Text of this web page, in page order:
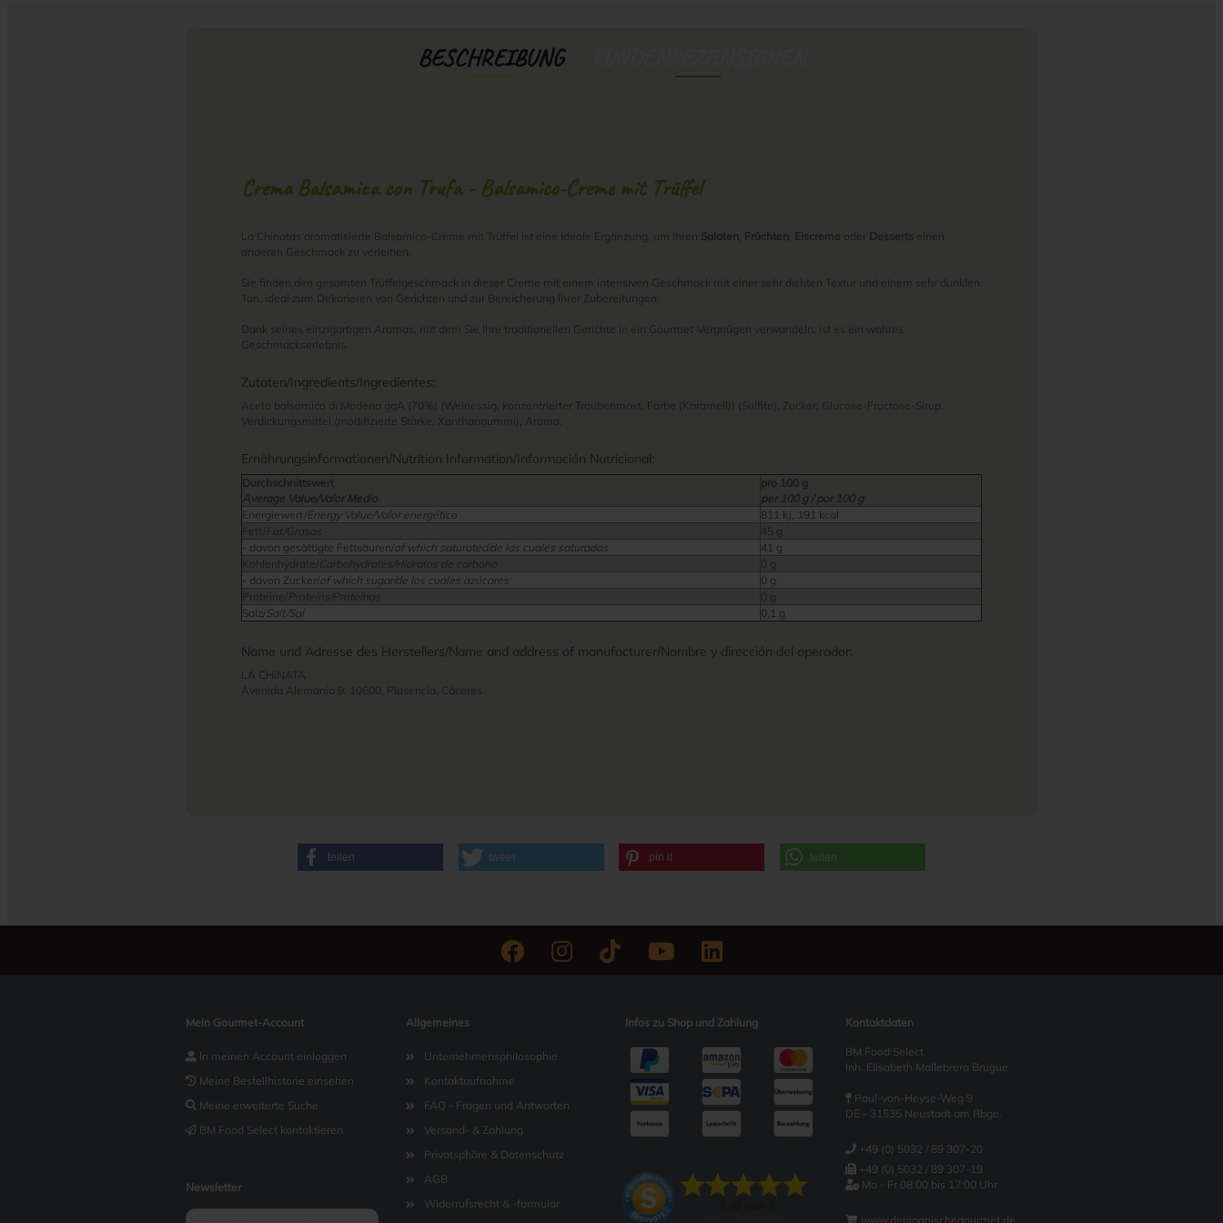
BESCHREIBUNG
Crema Balsamica con Trufa - Balsamico-Creme mit Trüffel
La Chinatas aromatisierte Balsamico-Creme mit Trüffel ist eine ideale Ergänzung, um Ihren Salaten, Früchten, Eiscreme oder Desserts einen
anderen Geschmack zu verleihen.
Sie finden den gesamten Trüffelgeschmack in dieser Creme mit einem intensiven Geschmack mit einer sehr dichten Textur und einem sehr dunklen
Ton, ideal zum Dekorieren von Gerichten und zur Bereicherung Ihrer Zubereitungen.
Dank seines einzigartigen Aromas, mit dem Sie Ihre traditionellen Gerichte in ein Gourmet-Vergnügen verwandeln, ist es ein wahres
Geschmackserlebnis.
Zutaten/Ingredients/Ingredientes:
Aceto balsamico di Modena ggA (70%) (Weinessig, konzentrierter Traubenmost, Farbe (Karamell)) (Sulfite), Zucker, Glucose-Fructose-Sirup,
Verdickungsmittel (modifizierte Stärke, Xanthangummi), Aroma.
Ernährungsinformationen/Nutrition Information/Información Nutricional:
Durchschnittswert
Average Value/Valor Medio
pro 100 g
per 100 g / por 100 g
Energiewert/Energy Value/Valor energético
811 kJ, 191 kcal
Fett/ Fat/Grasas
45 g
- davon gesättigte Fettsäuren/of which saturated/de las cuales saturadas
41 g
Kohlenhydrate/ Carbohydrates/Hidratos de carbono
0 g
- davon Zucker/of which sugar/de los cuales azúcares
0 g
Proteine/ Proteins/Proteínas
0 g
Salz/Salt/Sal 0,1 g
Name und Adresse des Herstellers/Name and address of manufacturer/Nombre y dirección del operador:
LA CHINATA
Avenida Alemania 9. 10600, Plasencia, Cáceres
teilen tweet pin it teilen
Mein Gourmet-Account
In meinen Account einloggen
Meine Bestellhistorie einsehen
Meine erweiterte Suche
BM Food Select kontaktieren
Newsletter
Allgemeines
Unternehmensphilosophie
Kontaktaufnahme
FAQ - Fragen und Antworten
Versand- & Zahlung
Privatsphäre & Datenschutz
AGB
Widerrufsrecht & -formular
Infos zu Shop und Zahlung Kontaktdaten
BM Food Select
Inh. Elisabeth Mallebrera Brugue
Paul-von-Heyse-Weg 9
DE - 31535 Neustadt am Rbge.
+49 (0) 5032 / 89 307-20
+49 (0) 5032 / 89 307-19
Mo - Fr 08:00 bis 17:00 Uhr
www.derspanischegourmet.de